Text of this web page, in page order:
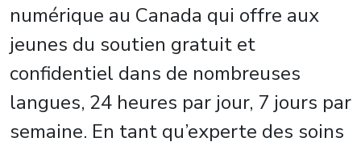
numérique au Canada qui offre aux
jeunes du soutien gratuit et
confidentiel dans de nombreuses
langues, 24 heures par jour, 7 jours par
semaine. En tant qu’experte des soins